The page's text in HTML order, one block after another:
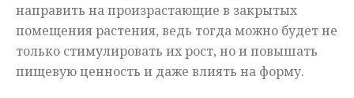
направить на произрастающие в закрытых
помещения растения, ведь тогда можно будет не
только стимулировать их рост, но и повышать
пищевую ценность и даже влиять на форму.